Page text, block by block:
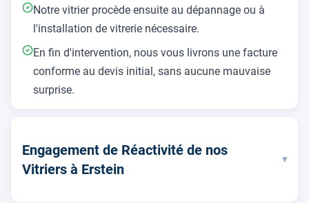
Notre vitrier procède ensuite au dépannage ou à
l'installation de vitrerie nécessaire.
En fin d'intervention, nous vous livrons une facture
conforme au devis initial, sans aucune mauvaise
surprise.
Engagement de Réactivité de nos
Vitriers à Erstein
▾